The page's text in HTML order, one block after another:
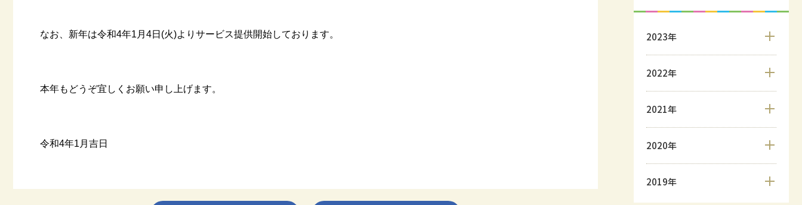
なお、新年は令和4年1月4日(火)よりサービス提供開始しております。
本年もどうぞ宜しくお願い申し上げます。
令和4年1月吉日
2023年
2022年
2021年
2020年
2019年